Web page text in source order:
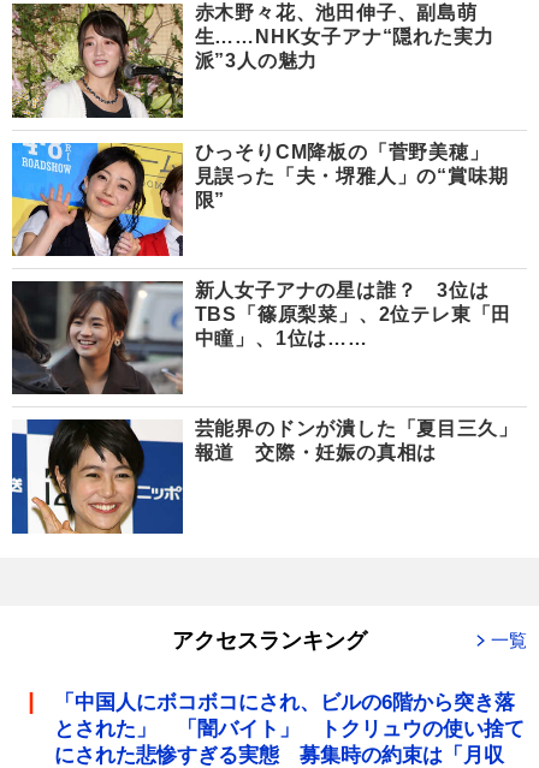
赤木野々花、池田伸子、副島萌
生……NHK女子アナ“隠れた実力
派”3人の魅力
ひっそりCM降板の「菅野美穂」
見誤った「夫・堺雅人」の“賞味期
限”
新人女子アナの星は誰？ 3位は
TBS「篠原梨菜」、2位テレ東「田
中瞳」、1位は……
芸能界のドンが潰した「夏目三久」
報道 交際・妊娠の真相は
アクセスランキング 一覧
「中国人にボコボコにされ、ビルの6階から突き落
とされた」 「闇バイト」 トクリュウの使い捨て
にされた悲惨すぎる実態 募集時の約束は「月収